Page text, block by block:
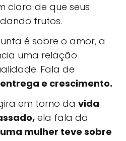
clara de que seus
frutos.
é sobre o amor, a
uma relação
Fala de
e crescimento.
em torno da vida
ela fala da
mulher teve sobre